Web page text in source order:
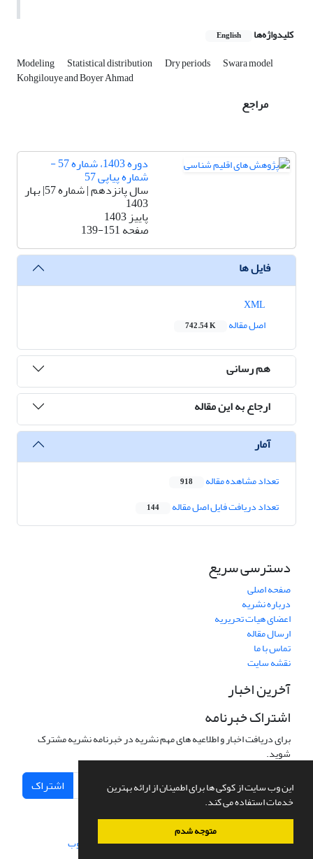
این وب سایت از کوکی ها برای اطمینان از ارائه بهترین
خدمات استفاده می کند.
متوجه شدم
کلیدواژه‌ها English
Modeling Statistical distribution Dry periods Swara model
Kohgilouye and Boyer Ahmad
مراجع
دوره 1403، شماره 57 -
شماره پیاپی 57
سال پانزدهم | شماره 57| بهار
1403
پاییز 1403
صفحه139-151
فایل ها
اصل مقاله
742.54 K
هم رسانی
ارجاع به این مقاله
آمار
تعداد مشاهده مقاله 918
تعداد دریافت فایل اصل مقاله 144
دسترسی سریع
صفحه اصلی
درباره نشریه
اعضای هیات تحریریه
ارسال مقاله
تماس با ما
نقشه سایت
آخرین اخبار
اشتراک خبرنامه
برای دریافت اخبار و اطلاعیه های مهم نشریه در خبرنامه نشریه مشترک
شوید.
اشتراک
سامانه مدیریت نشریات علمی.طراحی و پیاده سازی از سیناوب